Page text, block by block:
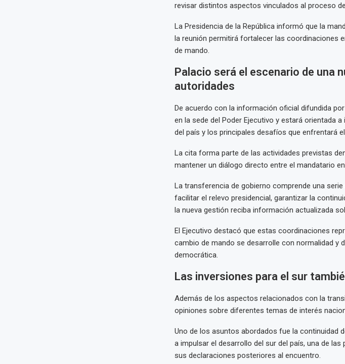
revisar distintos aspectos vinculados al proceso
La Presidencia de la República informó que la
la reunión permitirá fortalecer las coordinaciones
de mando.
Palacio será el escenario de una
autoridades
De acuerdo con la información oficial difundida
en la sede del Poder Ejecutivo y estará orientada
del país y los principales desafíos que enfrentará
La cita forma parte de las actividades previstas
mantener un diálogo directo entre el mandatario
La transferencia de gobierno comprende una
facilitar el relevo presidencial, garantizar la
la nueva gestión reciba información actualizada
El Ejecutivo destacó que estas coordinaciones
cambio de mando se desarrolle con normalidad y
democrática.
Las inversiones para el sur
Además de los aspectos relacionados con la
opiniones sobre diferentes temas de interés
Uno de los asuntos abordados fue la continuidad
a impulsar el desarrollo del sur del país, una de
sus declaraciones posteriores al encuentro.